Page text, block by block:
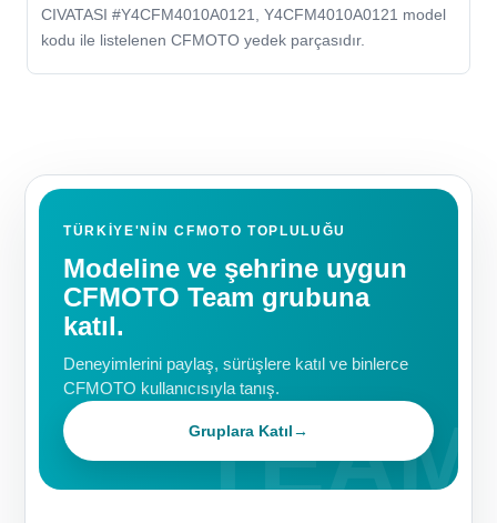
CIVATASI #Y4CFM4010A0121, Y4CFM4010A0121 model
kodu ile listelenen CFMOTO yedek parçasıdır.
TÜRKIYE'NIN CFMOTO TOPLULUĞU
Modeline ve şehrine uygun
CFMOTO Team grubuna
katıl.
Deneyimlerini paylaş, sürüşlere katıl ve binlerce
CFMOTO kullanıcısıyla tanış.
Gruplara Katıl→